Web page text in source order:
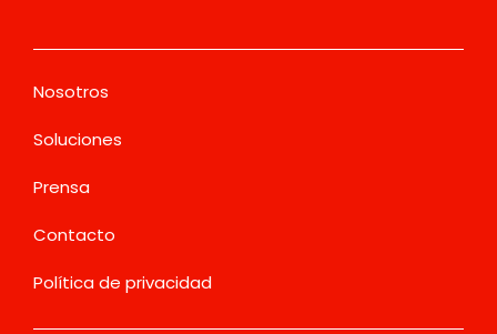
Nosotros
Soluciones
Prensa
Contacto
Política de privacidad